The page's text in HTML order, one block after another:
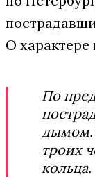
О
По
дымом.
троих
кольца.